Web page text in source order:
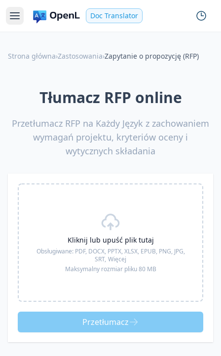
Doc Translator
Strona główna›Zastosowania›Zapytanie o propozycję (RFP)
Tłumacz RFP online
Przetłumacz RFP na Każdy Język z zachowaniem
wymagań projektu, kryteriów oceny i
wytycznych składania
Kliknij lub upuść plik tutaj
Obsługiwane: PDF, DOCX, PPTX, XLSX, EPUB, PNG, JPG,
SRT, Więcej
Maksymalny rozmiar pliku 80 MB
Przetłumacz